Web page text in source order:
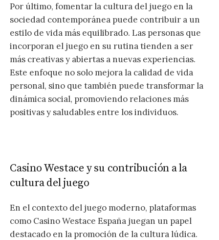
Por último, fomentar la cultura del juego en la
sociedad contemporánea puede contribuir a un
estilo de vida más equilibrado. Las personas que
incorporan el juego en su rutina tienden a ser
más creativas y abiertas a nuevas experiencias.
Este enfoque no solo mejora la calidad de vida
personal, sino que también puede transformar la
dinámica social, promoviendo relaciones más
positivas y saludables entre los individuos.
Casino Westace y su contribución a la
cultura del juego
En el contexto del juego moderno, plataformas
como Casino Westace España juegan un papel
destacado en la promoción de la cultura lúdica.